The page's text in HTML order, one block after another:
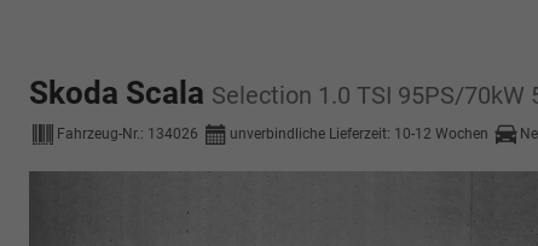
Skoda Scala Selection 1.0 TSI 95PS/70kW
Fahrzeug-Nr.: 134026 unverbindliche Lieferzeit: 10-12 Wochen